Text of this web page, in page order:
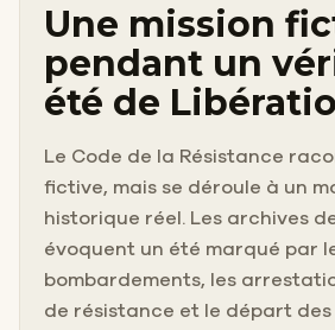
Une mission
pendant un
été de
Le Code de la Résistance
fictive, mais se déroule à un
historique réel. Les archives
évoquent un été marqué par
bombardements, les
de résistance et le départ